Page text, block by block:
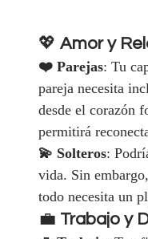
💖 Amor y
❤️ Parejas: Tu
pareja necesita
desde el corazón
permitirá
💫 Solteros:
vida. Sin
todo necesita un
💼 Trabajo y